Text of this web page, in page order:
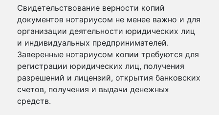
Свидетельствование верности копий
документов нотариусом не менее важно и для
организации деятельности юридических лиц
и индивидуальных предпринимателей.
Заверенные нотариусом копии требуются для
регистрации юридических лиц, получения
разрешений и лицензий, открытия банковских
счетов, получения и выдачи денежных
средств.